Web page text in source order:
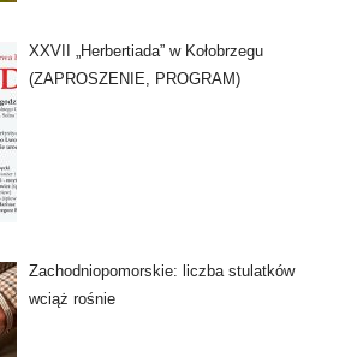
XXVII „Herbertiada” w Kołobrzegu
(ZAPROSZENIE, PROGRAM)
Zachodniopomorskie: liczba stulatków
wciąż rośnie